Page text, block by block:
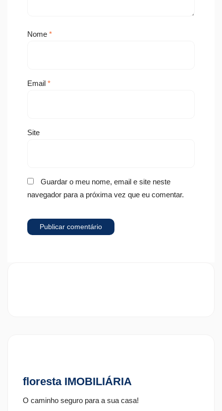
Nome *
Email *
Site
Guardar o meu nome, email e site neste
navegador para a próxima vez que eu comentar.
floresta IMOBILIÁRIA
O caminho seguro para a sua casa!